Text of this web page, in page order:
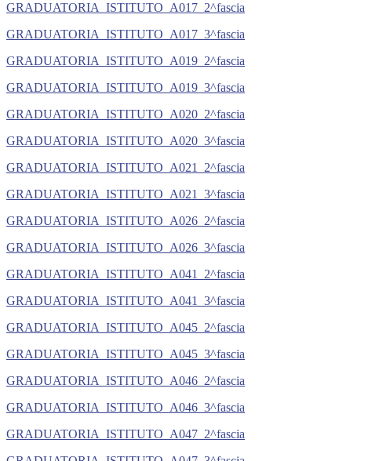
GRADUATORIA_ISTITUTO_A017_2^fascia
GRADUATORIA_ISTITUTO_A017_3^fascia
GRADUATORIA_ISTITUTO_A019_2^fascia
GRADUATORIA_ISTITUTO_A019_3^fascia
GRADUATORIA_ISTITUTO_A020_2^fascia
GRADUATORIA_ISTITUTO_A020_3^fascia
GRADUATORIA_ISTITUTO_A021_2^fascia
GRADUATORIA_ISTITUTO_A021_3^fascia
GRADUATORIA_ISTITUTO_A026_2^fascia
GRADUATORIA_ISTITUTO_A026_3^fascia
GRADUATORIA_ISTITUTO_A041_2^fascia
GRADUATORIA_ISTITUTO_A041_3^fascia
GRADUATORIA_ISTITUTO_A045_2^fascia
GRADUATORIA_ISTITUTO_A045_3^fascia
GRADUATORIA_ISTITUTO_A046_2^fascia
GRADUATORIA_ISTITUTO_A046_3^fascia
GRADUATORIA_ISTITUTO_A047_2^fascia